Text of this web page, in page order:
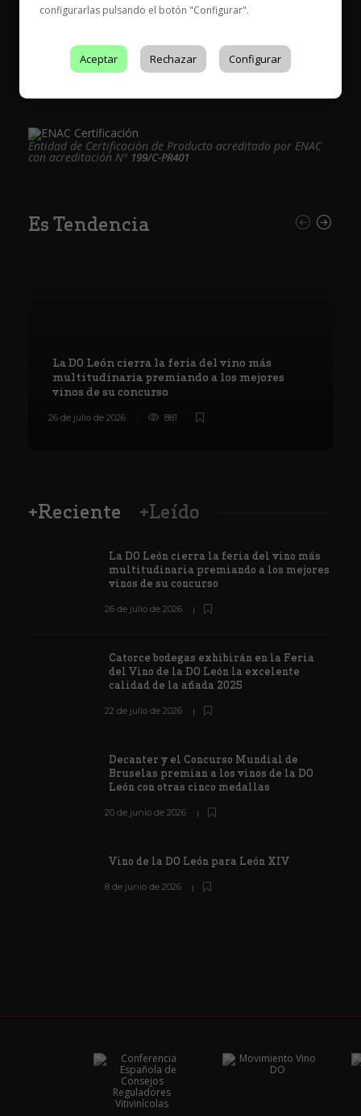
* Web con contenido para mayores de 18 años
Entidad de Certificación de Producto acreditado por ENAC
con acreditación Nº 199/C-PR401
Es Tendencia
La DO León cierra la feria del vino más
multitudinaria premiando a los mejores
vinos de su concurso
26 de julio de 2026 881
+Reciente +Leído
La DO León cierra la feria del vino más
multitudinaria premiando a los mejores
vinos de su concurso
26 de julio de 2026
Catorce bodegas exhibirán en la Feria
del Vino de la DO León la excelente
calidad de la añada 2025
22 de julio de 2026
Decanter y el Concurso Mundial de
Bruselas premian a los vinos de la DO
León con otras cinco medallas
20 de junio de 2026
Vino de la DO León para León XIV
8 de junio de 2026
configurarlas pulsando el botón "Configurar".
Aceptar Rechazar Configurar